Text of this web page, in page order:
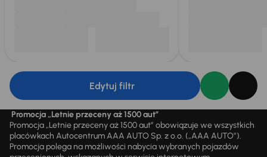
Edytuj filtr
Promocja „Letnie przeceny aż 1500 aut”
Promocja „Letnie przeceny aż 1500 aut” obowiązuje we wszystkich
placówkach Autocentrum AAA AUTO Sp. z o.o. („AAA AUTO”).
Promocja polega na możliwości nabycia wybranych pojazdów